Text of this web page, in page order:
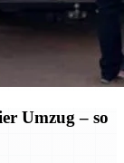
Umzug – so